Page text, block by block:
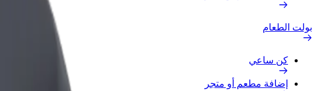
بولت الطعام
كن ساعي
إضافة مطعم أو متجر